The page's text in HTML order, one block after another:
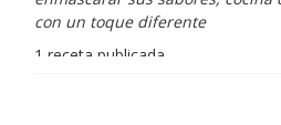
con un toque diferente
1 receta publicada